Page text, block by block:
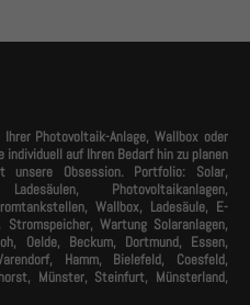
Photovoltaik-Anlage, Wallbox oder
auf Ihren Bedarf hin zu planen
Obsession. Portfolio: Solar,
Photovoltaikanlagen,
Wallbox, Ladesäule, E-
Wartung Solaranlagen,
Oelde, Beckum, Dortmund, Essen,
Hamm, Bielefeld, Coesfeld,
Münster, Steinfurt, Münsterland,